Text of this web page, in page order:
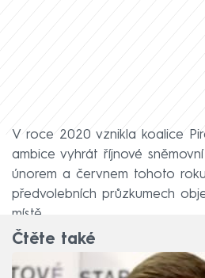
V roce 2020 vznikla koalice
ambice vyhrát říjnové
únorem a červnem tohoto
předvolebních průzkumech
místě.
Čtěte také